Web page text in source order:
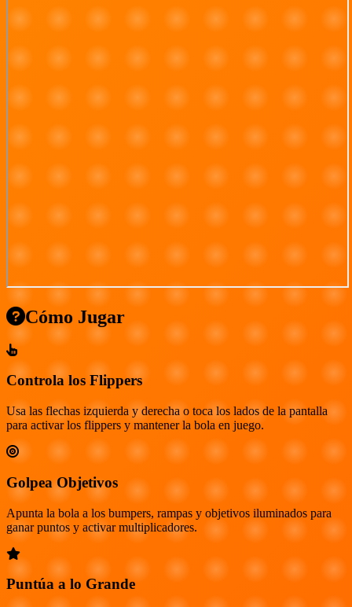
Cómo Jugar
Controla los Flippers
Usa las flechas izquierda y derecha o toca los lados de la pantalla
para activar los flippers y mantener la bola en juego.
Golpea Objetivos
Apunta la bola a los bumpers, rampas y objetivos iluminados para
ganar puntos y activar multiplicadores.
Puntúa a lo Grande